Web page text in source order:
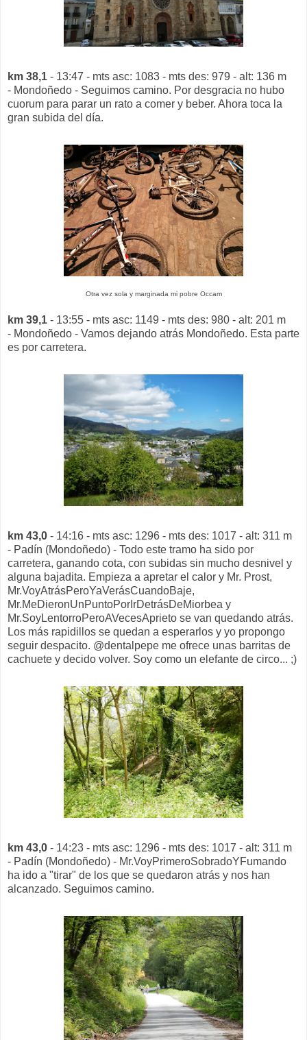
km 38,1 - 13:47 - mts asc: 1083 - mts des: 979 - alt: 136 m
- Mondoñedo - Seguimos camino. Por desgracia no hubo
cuorum para parar un rato a comer y beber. Ahora toca la
gran subida del día.
Otra vez sola y marginada mi pobre Occam
km 39,1 - 13:55 - mts asc: 1149 - mts des: 980 - alt: 201 m
- Mondoñedo - Vamos dejando atrás Mondoñedo. Esta parte
es por carretera.
km 43,0 - 14:16 - mts asc: 1296 - mts des: 1017 - alt: 311 m
- Padín (Mondoñedo) - Todo este tramo ha sido por
carretera, ganando cota, con subidas sin mucho desnivel y
alguna bajadita. Empieza a apretar el calor y Mr. Prost,
Mr.VoyAtrásPeroYaVerásCuandoBaje,
Mr.MeDieronUnPuntoPorIrDetrásDeMiorbea y
Mr.SoyLentorroPeroAVecesAprieto se van quedando atrás.
Los más rapidillos se quedan a esperarlos y yo propongo
seguir despacito. @dentalpepe me ofrece unas barritas de
cachuete y decido volver. Soy como un elefante de circo... ;)
km 43,0 - 14:23 - mts asc: 1296 - mts des: 1017 - alt: 311 m
- Padín (Mondoñedo) - Mr.VoyPrimeroSobradoYFumando
ha ido a "tirar" de los que se quedaron atrás y nos han
alcanzado. Seguimos camino.